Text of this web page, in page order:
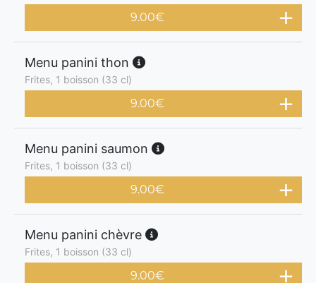
9.00€
Menu panini thon
Frites, 1 boisson (33 cl)
9.00€
Menu panini saumon
Frites, 1 boisson (33 cl)
9.00€
Menu panini chèvre
Frites, 1 boisson (33 cl)
9.00€